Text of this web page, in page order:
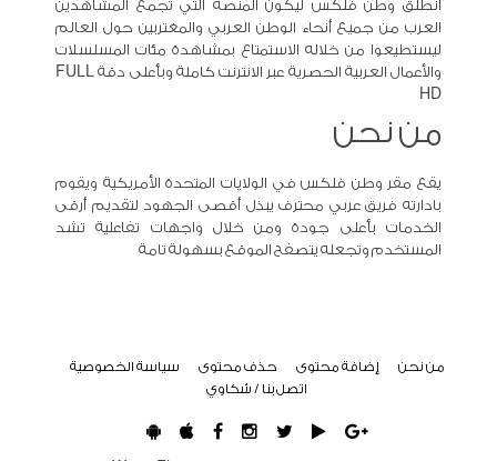
انطلق وطن فلكس ليكون المنصة التي تجمع المشاهدين
العرب من جميع أنحاء الوطن العربي والمغتربين حول العالم
ليستطيعوا من خلاله الاستمتاع بمشاهدة مئات المسلسلات
والأعمال العربية الحصرية عبر الانترنت كاملة وبأعلى دقة FULL
HD
من نحن
يقع مقر وطن فلكس في الولايات المتحدة الأمريكية ويقوم
بادارته فريق عربي محترف يبذل أقصى الجهود لتقديم أرقى
الخدمات بأعلى جودة ومن خلال واجهات تفاعلية تشد
المستخدم وتجعله يتصفح الموقع بسهولة تامة
من نحن إضافة محتوى حذف محتوى
سياسة الخصوصية
اتصل بنا / شكاوي